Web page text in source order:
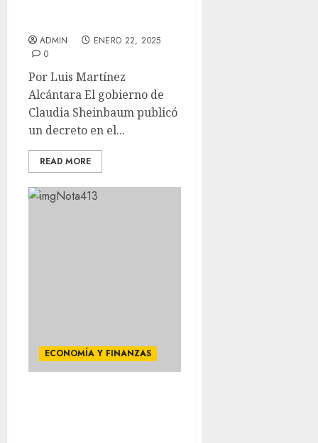
ADMIN
ENERO 22, 2025
0
Por Luis Martínez
Alcántara El gobierno de
Claudia Sheinbaum publicó
un decreto en el...
READ MORE
ECONOMÍA Y FINANZAS